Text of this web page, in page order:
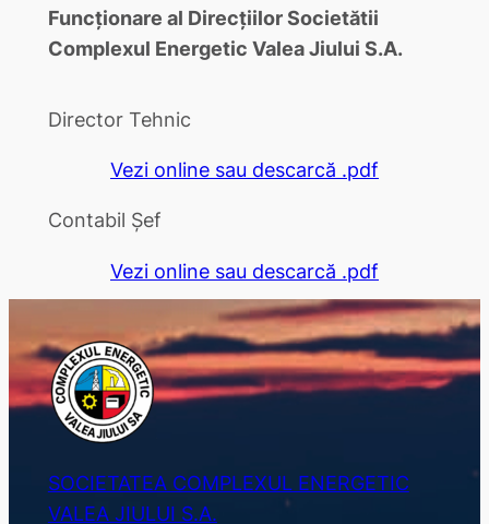
Funcționare al Direcțiilor Societătii
Complexul Energetic Valea Jiului S.A.
Director Tehnic
Vezi online sau descarcă .pdf
Contabil Șef
Vezi online sau descarcă .pdf
SOCIETATEA COMPLEXUL ENERGETIC
VALEA JIULUI S.A.